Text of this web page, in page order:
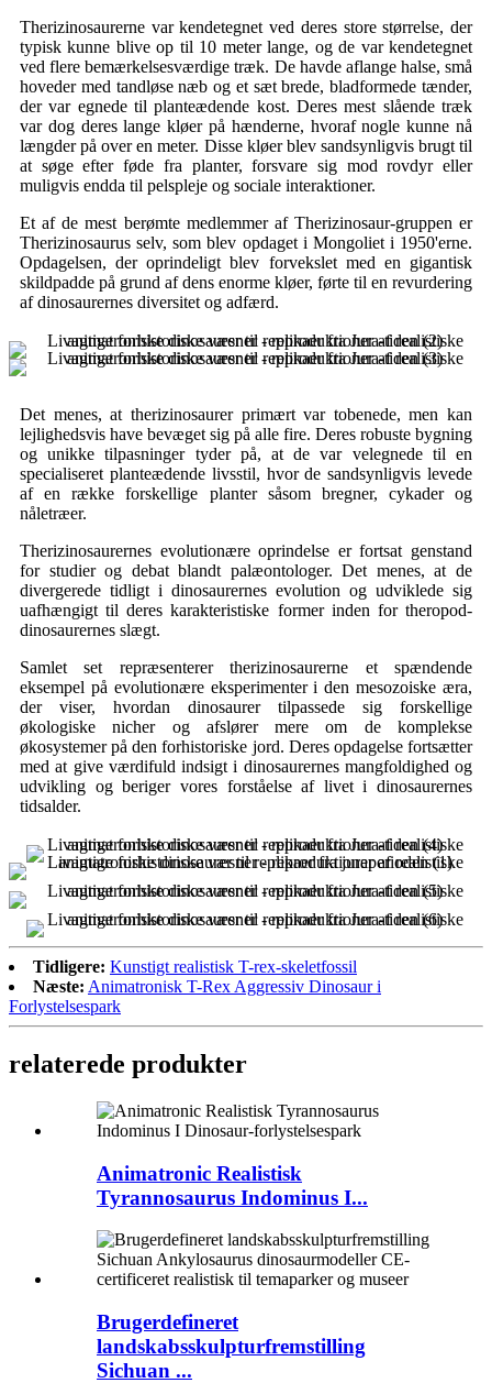
Therizinosaurerne var kendetegnet ved deres store størrelse, der
typisk kunne blive op til 10 meter lange, og de var kendetegnet
ved flere bemærkelsesværdige træk. De havde aflange halse, små
hoveder med tandløse næb og et sæt brede, bladformede tænder,
der var egnede til planteædende kost. Deres mest slående træk
var dog deres lange kløer på hænderne, hvoraf nogle kunne nå
længder på over en meter. Disse kløer blev sandsynligvis brugt til
at søge efter føde fra planter, forsvare sig mod rovdyr eller
muligvis endda til pelspleje og sociale interaktioner.
Et af de mest berømte medlemmer af Therizinosaur-gruppen er
Therizinosaurus selv, som blev opdaget i Mongoliet i 1950'erne.
Opdagelsen, der oprindeligt blev forvekslet med en gigantisk
skildpadde på grund af dens enorme kløer, førte til en revurdering
af dinosaurernes diversitet og adfærd.
Det menes, at therizinosaurer primært var tobenede, men kan
lejlighedsvis have bevæget sig på alle fire. Deres robuste bygning
og unikke tilpasninger tyder på, at de var velegnede til en
specialiseret planteædende livsstil, hvor de sandsynligvis levede
af en række forskellige planter såsom bregner, cykader og
nåletræer.
Therizinosaurernes evolutionære oprindelse er fortsat genstand
for studier og debat blandt palæontologer. Det menes, at de
divergerede tidligt i dinosaurernes evolution og udviklede sig
uafhængigt til deres karakteristiske former inden for theropod-
dinosaurernes slægt.
Samlet set repræsenterer therizinosaurerne et spændende
eksempel på evolutionære eksperimenter i den mesozoiske æra,
der viser, hvordan dinosaurer tilpassede sig forskellige
økologiske nicher og afslører mere om de komplekse
økosystemer på den forhistoriske jord. Deres opdagelse fortsætter
med at give værdifuld indsigt i dinosaurernes mangfoldighed og
udvikling og beriger vores forståelse af livet i dinosaurernes
tidsalder.
Tidligere: Kunstigt realistisk T-rex-skeletfossil
Næste: Animatronisk T-Rex Aggressiv Dinosaur i
Forlystelsespark
relaterede produkter
Animatronic Realistisk
Tyrannosaurus Indominus I...
Brugerdefineret
landskabsskulpturfremstilling
Sichuan ...